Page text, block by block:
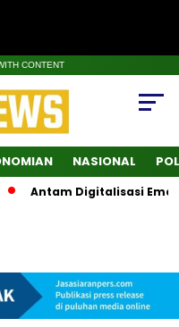
CONTENT
NASIONAL
Antam Digitalisasi